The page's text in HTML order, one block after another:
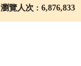
瀏覽人次 : 6,876,833